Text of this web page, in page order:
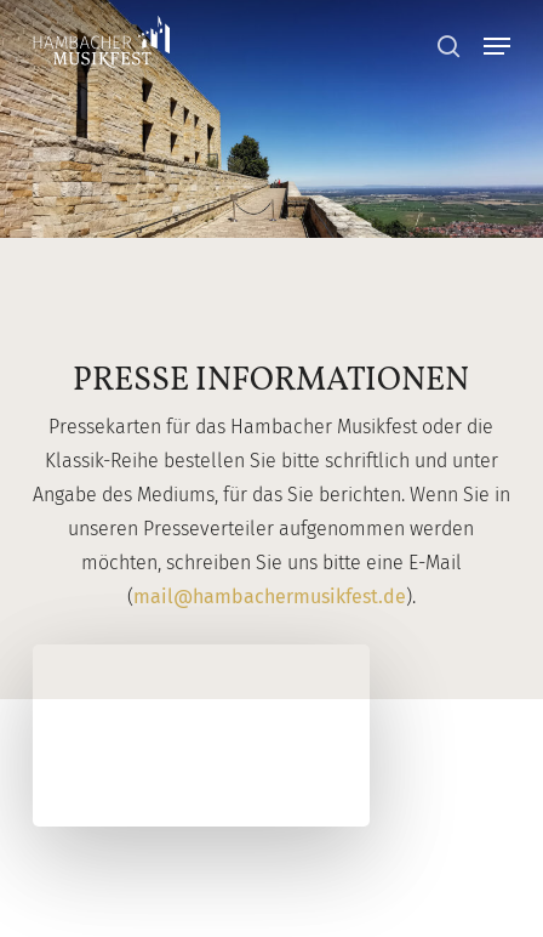
Skip
to
main
content
search
Menu
PRESSE INFORMATIONEN
Pressekarten für das Hambacher Musikfest oder die
Klassik-Reihe bestellen Sie bitte schriftlich und unter
Angabe des Mediums, für das Sie berichten. Wenn Sie in
unseren Presseverteiler aufgenommen werden
möchten, schreiben Sie uns bitte eine E-Mail
(mail@hambachermusikfest.de).